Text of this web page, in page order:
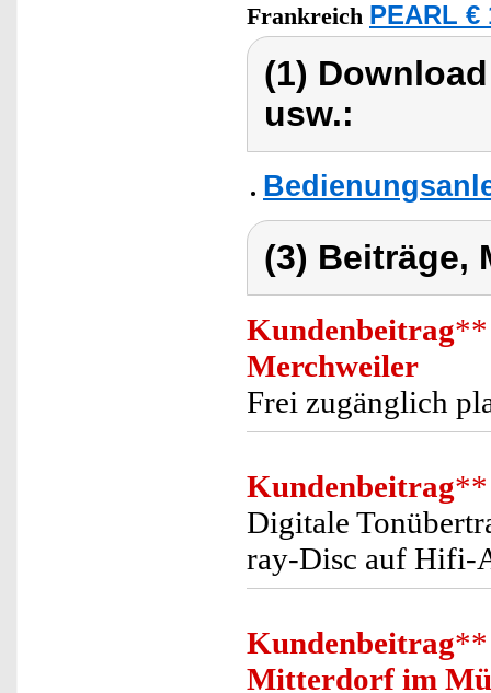
Frankreich PEARL €
(1)
usw.:
(3) Beiträge,
Kundenbeitrag**
Merchweiler
Frei zugänglich
Kundenbeitrag**
Digitale
ray-Disc auf Hifi-
Kundenbeitrag**
Mitterdorf im